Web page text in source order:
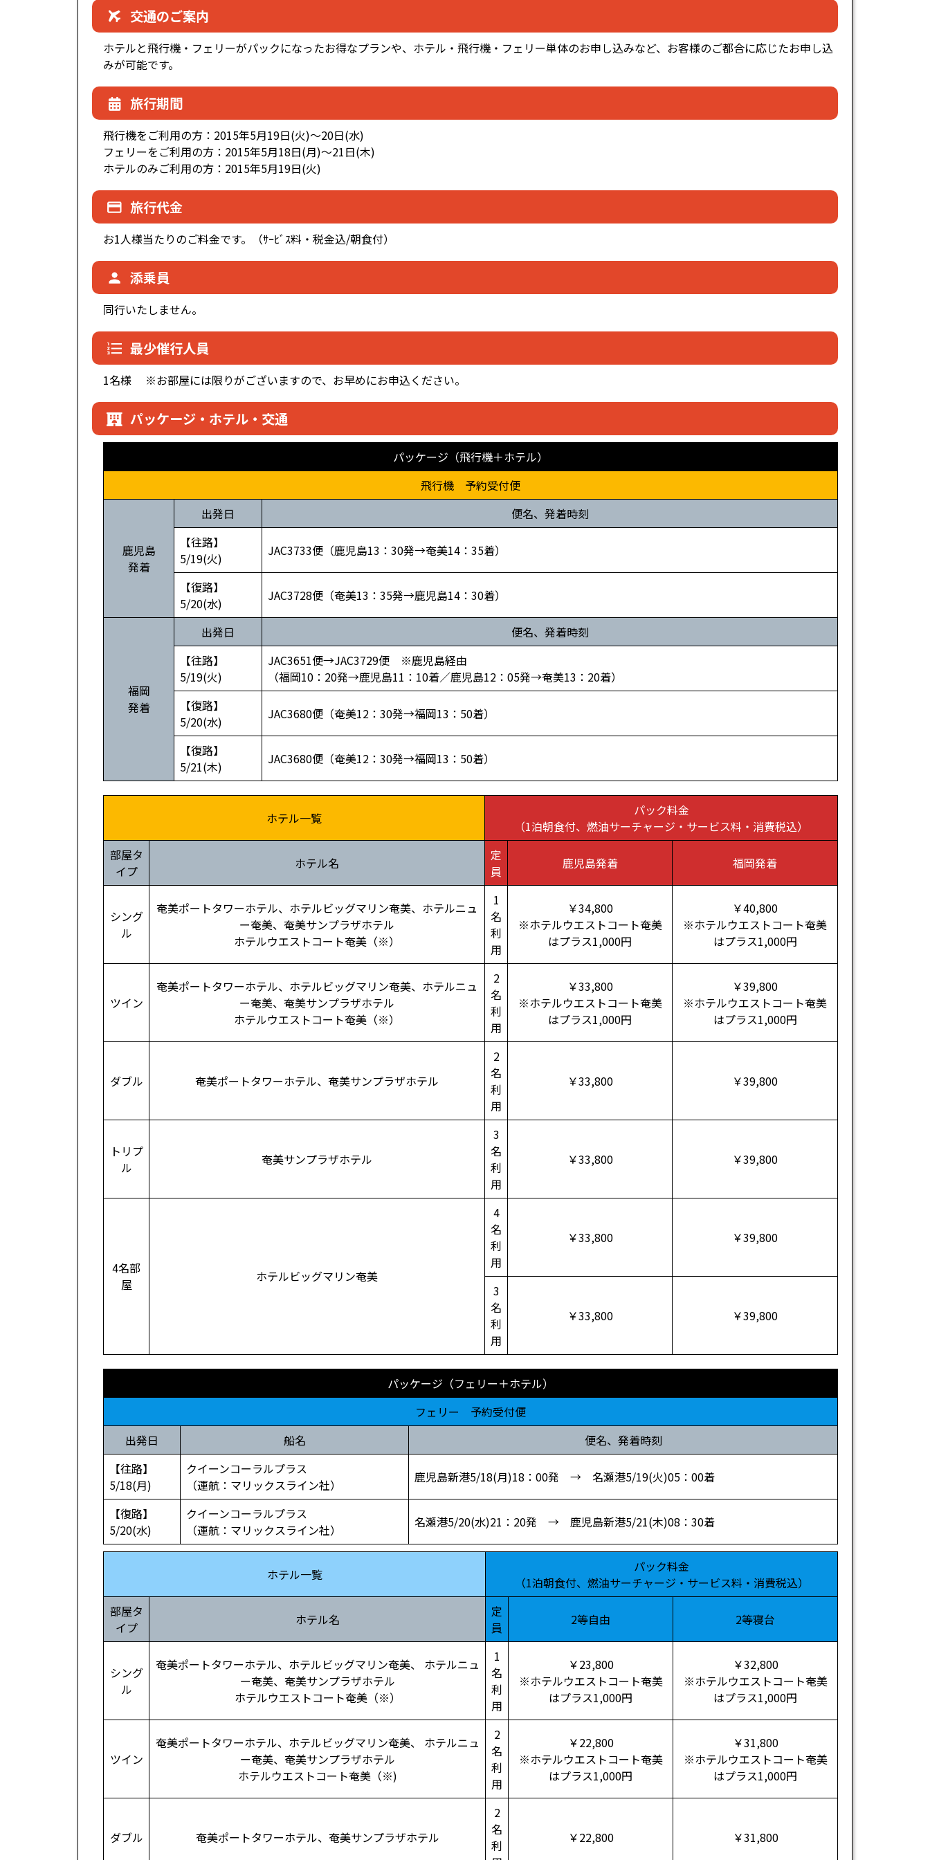
交通のご案内
ホテルと飛行機・フェリーがパックになったお得なプランや、ホテル・飛行機・フェリー単体のお申し込みなど、お客様のご都合に応じたお申し込
みが可能です。
旅行期間
飛行機をご利用の方：2015年5月19日(火)～20日(水)
フェリーをご利用の方：2015年5月18日(月)～21日(木)
ホテルのみご利用の方：2015年5月19日(火)
旅行代金
お1人様当たりのご料金です。（ｻｰﾋﾞｽ料・税金込/朝食付）
添乗員
同行いたしません。
最少催行人員
1名様 ※お部屋には限りがございますので、お早めにお申込ください。
パッケージ・ホテル・交通
パッケージ（飛行機＋ホテル）
飛行機 予約受付便
鹿児島
発着
出発日
便名、発着時刻
【往路】
5/19(火)
JAC3733便（鹿児島13：30発→奄美14：35着）
【復路】
5/20(水)
JAC3728便（奄美13：35発→鹿児島14：30着）
福岡
発着
出発日
便名、発着時刻
【往路】
5/19(火)
JAC3651便→JAC3729便 ※鹿児島経由
（福岡10：20発→鹿児島11：10着／鹿児島12：05発→奄美13：20着）
【復路】
5/20(水)
JAC3680便（奄美12：30発→福岡13：50着）
【復路】
5/21(木)
JAC3680便（奄美12：30発→福岡13：50着）
ホテル一覧
パック料金
（1泊朝食付、燃油サーチャージ・サービス料・消費税込）
部屋タ
イプ
ホテル名
定
員
鹿児島発着 福岡発着
シング
ル
奄美ポートタワーホテル、ホテルビッグマリン奄美、ホテルニュ
ー奄美、奄美サンプラザホテル
ホテルウエストコート奄美（※）
1
名
利
用
￥34,800
※ホテルウエストコート奄美
はプラス1,000円
￥40,800
※ホテルウエストコート奄美
はプラス1,000円
ツイン
奄美ポートタワーホテル、ホテルビッグマリン奄美、ホテルニュ
ー奄美、奄美サンプラザホテル
ホテルウエストコート奄美（※）
2
名
利
用
￥33,800
※ホテルウエストコート奄美
はプラス1,000円
￥39,800
※ホテルウエストコート奄美
はプラス1,000円
ダブル 奄美ポートタワーホテル、奄美サンプラザホテル
2
名
利
用
￥33,800 ￥39,800
トリプ
ル
奄美サンプラザホテル
3
名
利
用
￥33,800 ￥39,800
4名部
屋
ホテルビッグマリン奄美
4
名
利
用
￥33,800 ￥39,800
3
名
利
用
￥33,800 ￥39,800
パッケージ（フェリー＋ホテル）
フェリー 予約受付便
出発日
船名
便名、発着時刻
【往路】
5/18(月)
クイーンコーラルプラス
（運航：マリックスライン社）
鹿児島新港5/18(月)18：00発 → 名瀬港5/19(火)05：00着
【復路】
5/20(水)
クイーンコーラルプラス
（運航：マリックスライン社）
名瀬港5/20(水)21：20発 → 鹿児島新港5/21(木)08：30着
ホテル一覧
パック料金
（1泊朝食付、燃油サーチャージ・サービス料・消費税込）
部屋タ
イプ
ホテル名
定
員
2等自由 2等寝台
シング
ル
奄美ポートタワーホテル、ホテルビッグマリン奄美、 ホテルニュ
ー奄美、奄美サンプラザホテル
ホテルウエストコート奄美（※）
1
名
利
用
￥23,800
※ホテルウエストコート奄美
はプラス1,000円
￥32,800
※ホテルウエストコート奄美
はプラス1,000円
ツイン
奄美ポートタワーホテル、ホテルビッグマリン奄美、 ホテルニュ
ー奄美、奄美サンプラザホテル
ホテルウエストコート奄美（※)
2
名
利
用
￥22,800
※ホテルウエストコート奄美
はプラス1,000円
￥31,800
※ホテルウエストコート奄美
はプラス1,000円
ダブル 奄美ポートタワーホテル、奄美サンプラザホテル
2
名
利
￥22,800 ￥31,800